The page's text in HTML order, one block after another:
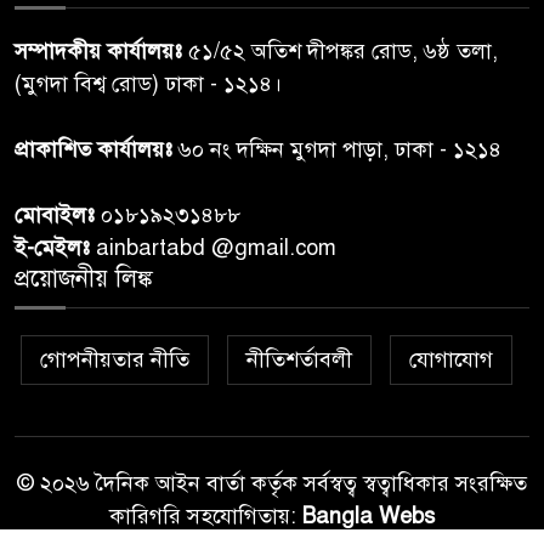
তদন্ত শেষ পর্যায়ে, দ্রুত চার্জশিট
৭
রাতের মধ্যে ঢাকাসহ ১০ অঞ্চলে
ঝড়বৃষ্টির পূর্বাভাস
৮
প্রধানমন্ত্রীর সঙ্গে দেখা করে স্বপ্নপূরণ
উপহার
৯
২০ আগস্ট রাষ্ট্রপতি নির্বাচন,
১০
সম্পাদকীয় কার্যালয়ঃ ৫১/৫২ অতিশ দীপঙ্কর রোড, ৬ষ্ঠ তলা,
(মুগদা বিশ্ব রোড) ঢাকা - ১২১৪।
প্রাকাশিত কার্যালয়ঃ৬০ নং দক্ষিন মুগদা পাড়া, ঢাকা - ১২১৪
মোবাইলঃ ০১৮১৯২৩১৪৮৮
ই-মেইলঃ ainbartabd @gmail.com
প্রয়োজনীয় লিঙ্ক
গোপনীয়তার নীতি নীতিশর্তাবলী যোগাযোগ
© ২০২৬ দৈনিক আইন বার্তা কর্তৃক সর্বস্বত্ব স্বত্বাধিকার সংরক্ষিত
কারিগরি সহযোগিতায়: Bangla Webs